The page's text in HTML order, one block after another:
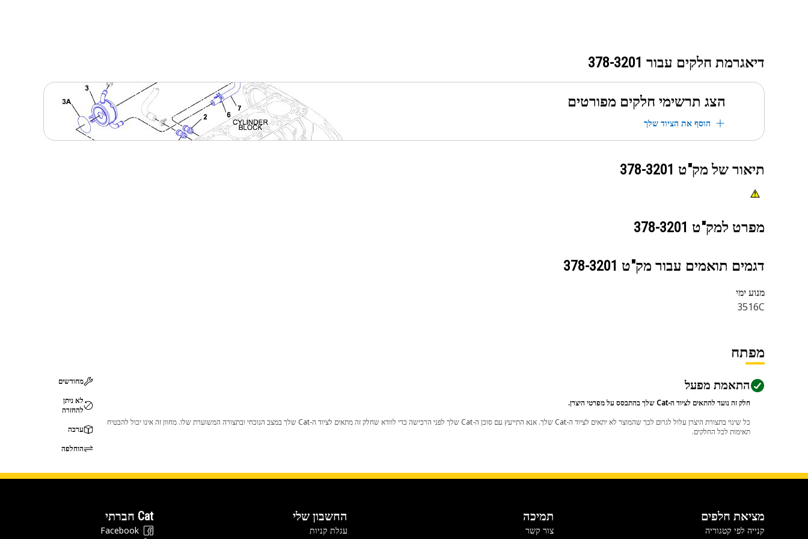
דיאגרמת חלקים עבור 378-3201
הצג תרשימי חלקים מפורטים
הוסף את הציוד שלך
תיאור של מק"ט 378-3201
מפרט למק"ט 378-3201
דגמים תואמים עבור מק"ט 378-3201
מנוע ימי
3516C
מפתח
התאמת מפעל
חלק זה נועד להתאים לציוד ה-Cat שלך בהתבסס על מפרטי היצרן.
כל שינוי בתצורת היצרן עלול לגרום לכך שהמוצר לא יתאים לציוד ה-Cat שלך. אנא התייעץ עם סוכן ה-Cat שלך לפני הרכישה כדי לוודא שחלק זה מתאים לציוד ה-Cat שלך במצב הנוכחי ובתצורה המשוערת שלו. מחוון זה אינו יכול להבטיח
תאימות לכל החלקים.
מחודשים
לא ניתן
להחזרה
ערכה
הוחלפה
מציאת חלפים
קנייה לפי קטגוריה
תמיכה
צור קשר
החשבון שלי
עגלת קניות
Cat חברתי
Facebook